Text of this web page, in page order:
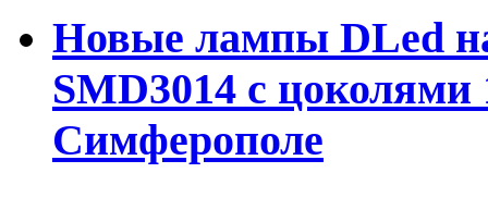
Новые лампы DLed
SMD3014 с цоколями
Симферополе